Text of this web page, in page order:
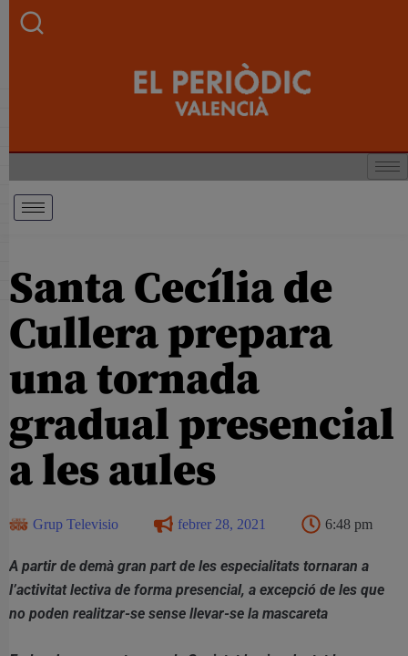
Santa Cecília de
Cullera prepara
una tornada
gradual presencial
a les aules
Grup Televisio febrer 28, 2021 6:48 pm
A partir de demà gran part de les especialitats tornaran a
l’activitat lectiva de forma presencial, a excepció de les que
no poden realitzar-se sense llevar-se la mascareta